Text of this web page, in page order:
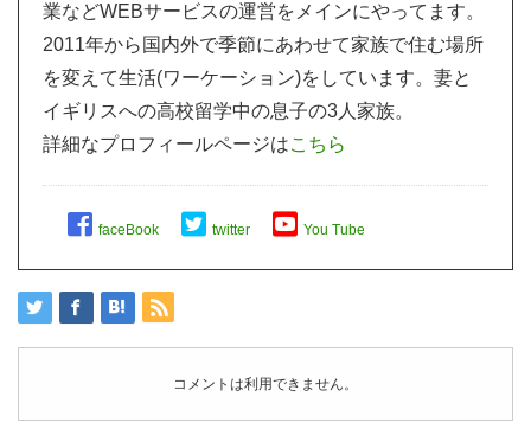
業などWEBサービスの運営をメインにやってます。
2011年から国内外で季節にあわせて家族で住む場所
を変えて生活(ワーケーション)をしています。妻と
イギリスへの高校留学中の息子の3人家族。
詳細なプロフィールページはこちら
faceBook twitter You Tube
コメントは利用できません。